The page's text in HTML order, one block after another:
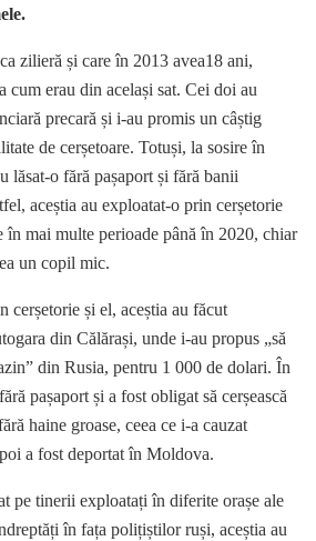
zilieră și care în 2013 avea18 ani,
cum erau din același sat. Cei doi au
precară și i-au promis un câștig
de cerșetoare. Totuși, la sosire în
lăsat-o fără pașaport și fără banii
aceștia au exploatat-o prin cerșetorie
mai multe perioade până în 2020, chiar
un copil mic.
cerșetorie și el, aceștia au făcut
din Călărași, unde i-au propus „să
din Rusia, pentru 1 000 de dolari. În
pașaport și a fost obligat să cerșească
haine groase, ceea ce i-a cauzat
a fost deportat în Moldova.
pe tinerii exploatați în diferite orașe ale
în fața polițiștilor ruși, aceștia au